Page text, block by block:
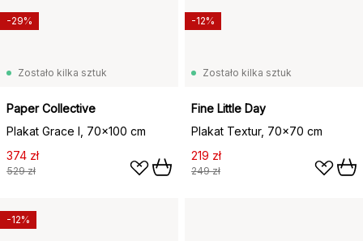
Zostało kilka sztuk
Paper Collective
Plakat Grace I, 70x100 cm
374 zł
529 zł
-29%
Zostało kilka sztuk
Fine Little Day
Plakat Textur, 70x70 cm
219 zł
249 zł
-12%
-12%